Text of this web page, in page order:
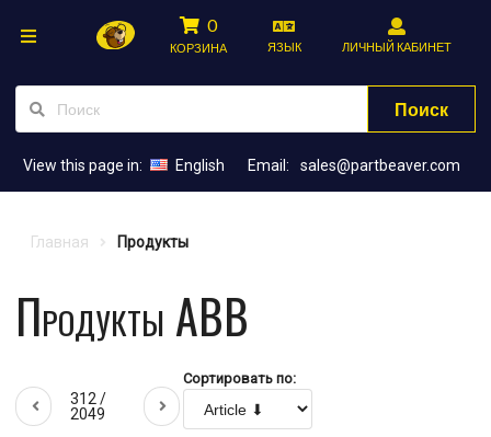
0
КОРЗИНА ЯЗЫК ЛИЧНЫЙ КАБИНЕТ
Поиск
View this page in: English Email: sales@partbeaver.com
Главная Продукты
Продукты ABB
312 /
2049
Сортировать по: